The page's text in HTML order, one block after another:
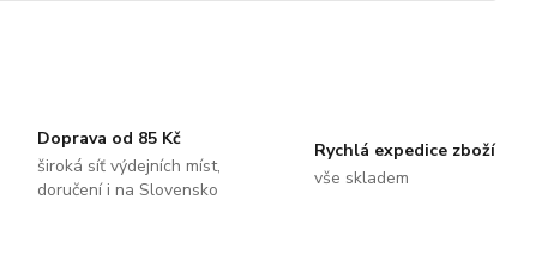
Doprava od 85 Kč
široká síť výdejních míst,
doručení i na Slovensko
Rychlá expedice zboží
vše skladem